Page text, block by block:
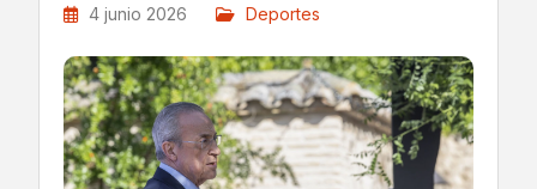
4 junio 2026 Deportes